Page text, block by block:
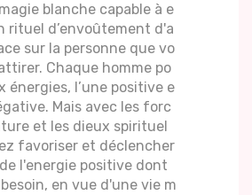
blanche capable à e
rituel d’envoûtement d'a
sur la personne que vo
Chaque homme po
énergies, l’une positive e
Mais avec les forc
et les dieux spirituel
favoriser et déclencher
l'energie positive dont
en vue d'une vie m